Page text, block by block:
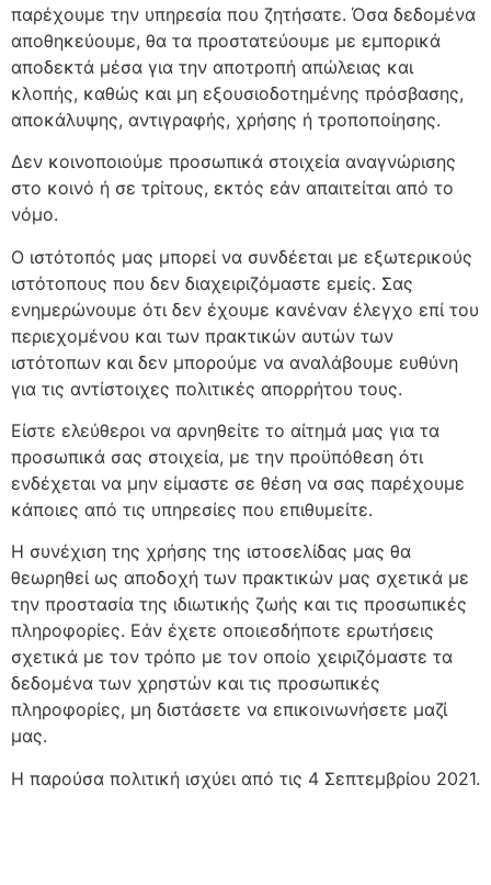
παρέχουμε την υπηρεσία που ζητήσατε. Όσα δεδομένα
αποθηκεύουμε, θα τα προστατεύουμε με εμπορικά
αποδεκτά μέσα για την αποτροπή απώλειας και
κλοπής, καθώς και μη εξουσιοδοτημένης πρόσβασης,
αποκάλυψης, αντιγραφής, χρήσης ή τροποποίησης.
Δεν κοινοποιούμε προσωπικά στοιχεία αναγνώρισης
στο κοινό ή σε τρίτους, εκτός εάν απαιτείται από το
νόμο.
Ο ιστότοπός μας μπορεί να συνδέεται με εξωτερικούς
ιστότοπους που δεν διαχειριζόμαστε εμείς. Σας
ενημερώνουμε ότι δεν έχουμε κανέναν έλεγχο επί του
περιεχομένου και των πρακτικών αυτών των
ιστότοπων και δεν μπορούμε να αναλάβουμε ευθύνη
για τις αντίστοιχες πολιτικές απορρήτου τους.
Είστε ελεύθεροι να αρνηθείτε το αίτημά μας για τα
προσωπικά σας στοιχεία, με την προϋπόθεση ότι
ενδέχεται να μην είμαστε σε θέση να σας παρέχουμε
κάποιες από τις υπηρεσίες που επιθυμείτε.
Η συνέχιση της χρήσης της ιστοσελίδας μας θα
θεωρηθεί ως αποδοχή των πρακτικών μας σχετικά με
την προστασία της ιδιωτικής ζωής και τις προσωπικές
πληροφορίες. Εάν έχετε οποιεσδήποτε ερωτήσεις
σχετικά με τον τρόπο με τον οποίο χειριζόμαστε τα
δεδομένα των χρηστών και τις προσωπικές
πληροφορίες, μη διστάσετε να επικοινωνήσετε μαζί
μας.
Η παρούσα πολιτική ισχύει από τις 4 Σεπτεμβρίου 2021.